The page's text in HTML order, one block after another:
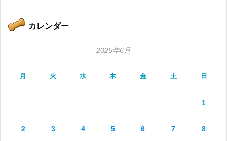
カレンダー
2025年6月
月 火 水 木 金 土 日
1
2 3 4 5 6 7 8